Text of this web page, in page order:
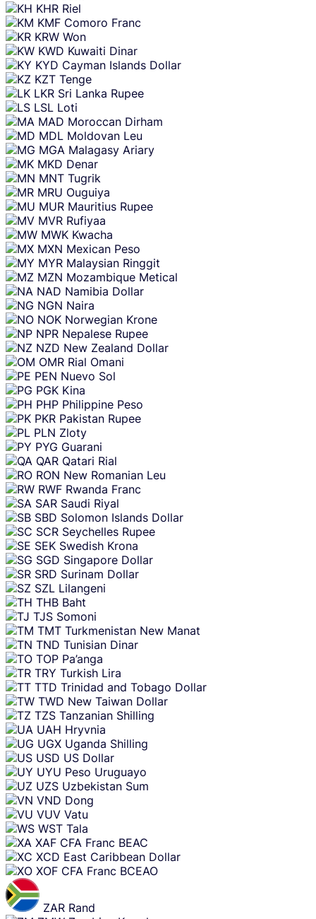
KHR Riel
KMF Comoro Franc
KRW Won
KWD Kuwaiti Dinar
KYD Cayman Islands Dollar
KZT Tenge
LKR Sri Lanka Rupee
LSL Loti
MAD Moroccan Dirham
MDL Moldovan Leu
MGA Malagasy Ariary
MKD Denar
MNT Tugrik
MRU Ouguiya
MUR Mauritius Rupee
MVR Rufiyaa
MWK Kwacha
MXN Mexican Peso
MYR Malaysian Ringgit
MZN Mozambique Metical
NAD Namibia Dollar
NGN Naira
NOK Norwegian Krone
NPR Nepalese Rupee
NZD New Zealand Dollar
OMR Rial Omani
PEN Nuevo Sol
PGK Kina
PHP Philippine Peso
PKR Pakistan Rupee
PLN Zloty
PYG Guarani
QAR Qatari Rial
RON New Romanian Leu
RWF Rwanda Franc
SAR Saudi Riyal
SBD Solomon Islands Dollar
SCR Seychelles Rupee
SEK Swedish Krona
SGD Singapore Dollar
SRD Surinam Dollar
SZL Lilangeni
THB Baht
TJS Somoni
TMT Turkmenistan New Manat
TND Tunisian Dinar
TOP Pa’anga
TRY Turkish Lira
TTD Trinidad and Tobago Dollar
TWD New Taiwan Dollar
TZS Tanzanian Shilling
UAH Hryvnia
UGX Uganda Shilling
USD US Dollar
UYU Peso Uruguayo
UZS Uzbekistan Sum
VND Dong
VUV Vatu
WST Tala
XAF CFA Franc BEAC
XCD East Caribbean Dollar
XOF CFA Franc BCEAO
ZAR Rand